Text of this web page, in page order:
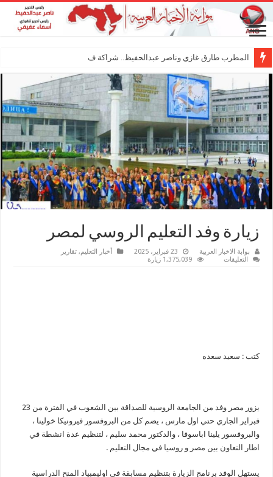
المطرب طارق غازي وناصر عبدالحفيظ.. شراكة فنية ترسم ملا
زيارة وفد التعليم الروسي لمصر
بوابة الاخبار العربية 23 فبراير، 2025 أخبار التعليم,تقارير
التعليقات
1,375,039 زيارة
كتب : سعيد سعده
يزور مصر وفد من الجامعة الروسية للصداقة بين الشعوب في الفترة من 23
فبراير الجاري حتي اول مارس ، يضم كل من البروفسور فيرونيكا خولينا ،
والبروفسور يلينا اباسوفا ، والدكتور محمد سليم ، لتنظيم عدة انشطة في
اطار التعاون بين مصر و روسيا في مجال التعليم .
يستهل الوفد برنامج الزيارة بتنظيم مسابقة في اوليمبياد المنح الدراسية